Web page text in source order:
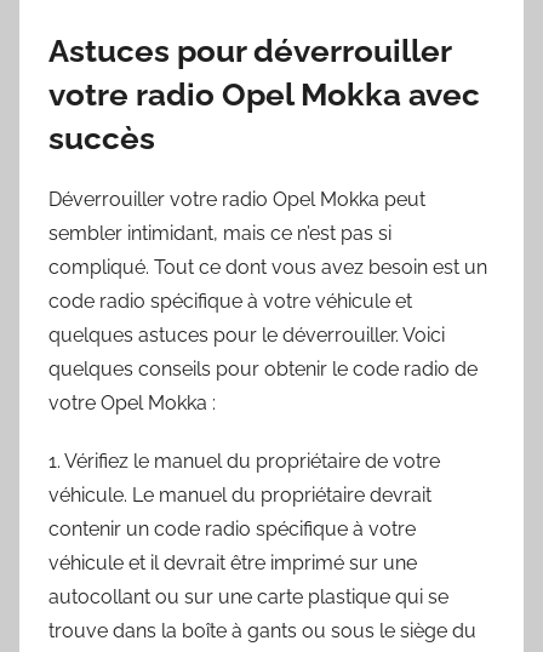
Astuces pour déverrouiller
votre radio Opel Mokka avec
succès
Déverrouiller votre radio Opel Mokka peut
sembler intimidant, mais ce n’est pas si
compliqué. Tout ce dont vous avez besoin est un
code radio spécifique à votre véhicule et
quelques astuces pour le déverrouiller. Voici
quelques conseils pour obtenir le code radio de
votre Opel Mokka :
1. Vérifiez le manuel du propriétaire de votre
véhicule. Le manuel du propriétaire devrait
contenir un code radio spécifique à votre
véhicule et il devrait être imprimé sur une
autocollant ou sur une carte plastique qui se
trouve dans la boîte à gants ou sous le siège du